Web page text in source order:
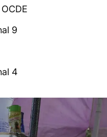
9
4